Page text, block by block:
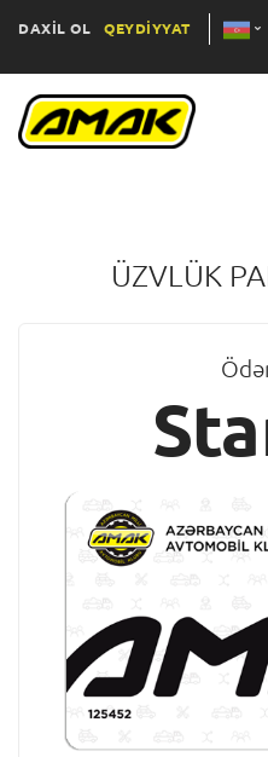
DAXİL OL QEYDİYYAT
ÜZVLÜK